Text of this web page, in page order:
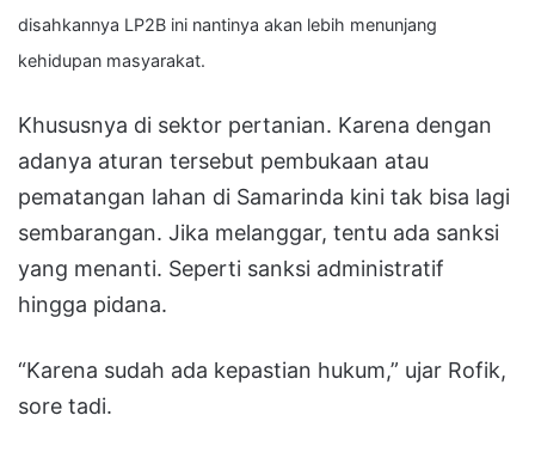
disahkannya LP2B ini nantinya akan lebih menunjang
kehidupan masyarakat.
Khususnya di sektor pertanian. Karena dengan
adanya aturan tersebut pembukaan atau
pematangan lahan di Samarinda kini tak bisa lagi
sembarangan. Jika melanggar, tentu ada sanksi
yang menanti. Seperti sanksi administratif
hingga pidana.
“Karena sudah ada kepastian hukum,” ujar Rofik,
sore tadi.